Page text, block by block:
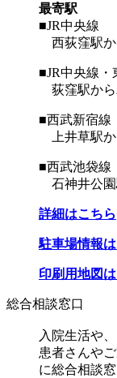
最寄駅
■JR中央線
西荻窪駅か
■JR中央線・
荻窪駅から
■西武新宿線
上井草駅か
■西武池袋線
石神井公園
詳細はこちら
駐車場情報
印刷用地図
総合相談窓口
入院生活や
患者さんや
に総合相談